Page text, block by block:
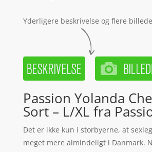
Yderligere beskrivelse og flere
Passion Yolanda
Sort – L/XL fra
Det er ikke kun i storbyerne, at
meget mere almindeligt i Danmark.